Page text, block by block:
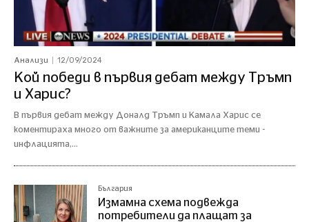
Анализи 12/09/2024
Кой победи в първия дебат между Тръмп
и Харис?
В първия дебат между Доналд Тръмп и Камала Харис се
коментираха много от важните за американците теми -
инфлацията,...
България
Измамна схема подвежда
потребители да плащат за